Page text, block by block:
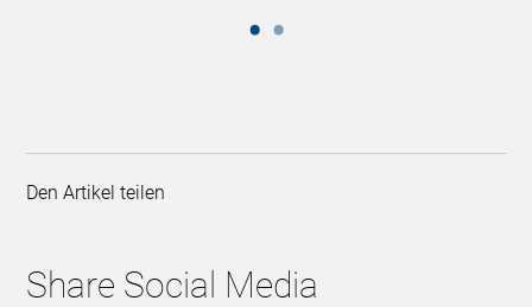
Den Artikel teilen
Share Social Media